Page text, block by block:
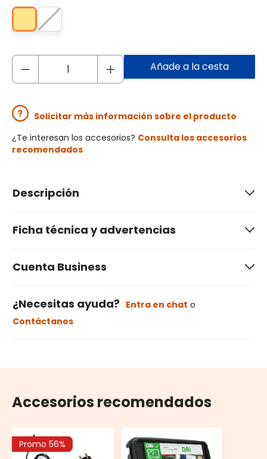
Añade a la cesta
Solicitar más información sobre el producto
¿Te interesan los accesorios? Consulta los accesorios
recomendados
Descripción
Ficha técnica y advertencias
Cuenta Business
¿Necesitas ayuda? Entra en chat o
Contáctanos
Accesorios recomendados
Promo 56%